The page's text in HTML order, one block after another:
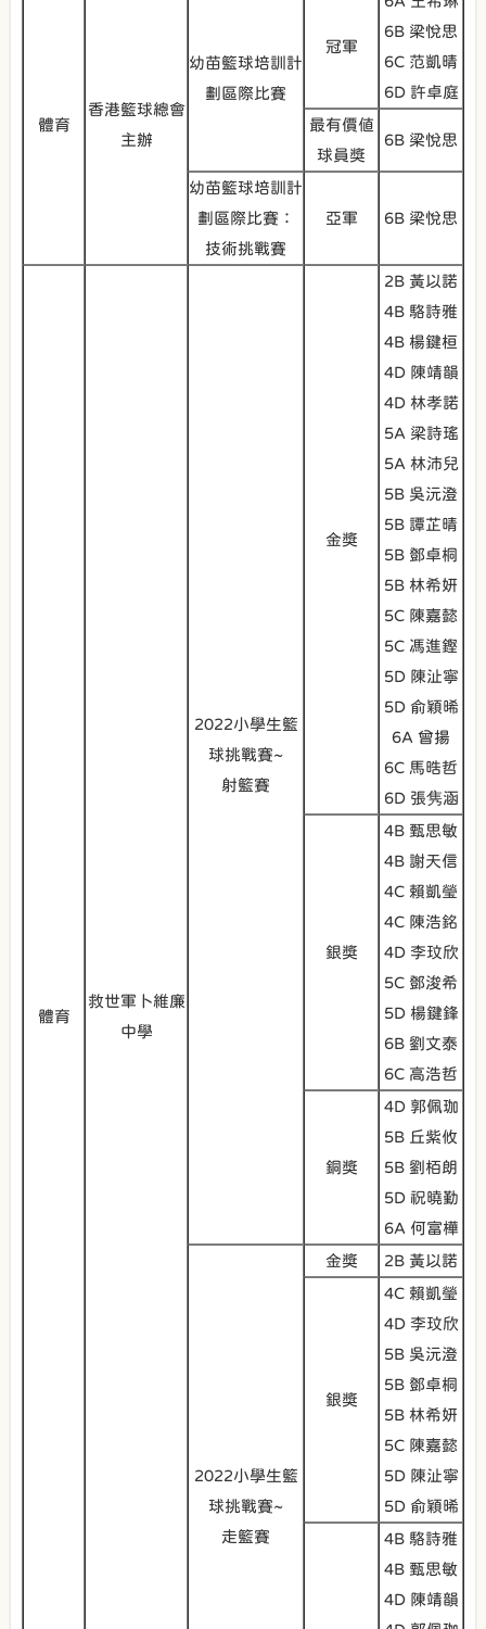
體育
香港籃球總會
主辦
幼苗籃球培訓計
劃區際比賽
冠軍
6B 梁悅思
6C 范凱晴
6D 許卓庭
最有價值
球員獎
6B 梁悅思
幼苗籃球培訓計
劃區際比賽：
技術挑戰賽
亞軍 6B 梁悅思
體育
救世軍卜維廉
中學
2022小學生籃
球挑戰賽~
射籃賽
金獎
2B 黃以諾
4B 駱詩雅
4B 楊鍵桓
4D 陳靖韻
4D 林孝諾
5A 梁詩瑤
5A 林沛兒
5B 吳沅澄
5B 譚芷晴
5B 鄧卓桐
5B 林希妍
5C 陳嘉懿
5C 馮進鏗
5D 陳沚寧
5D 俞穎晞
6A 曾揚
6C 馬晧哲
6D 張隽涵
銀獎
4B 甄思敏
4B 謝天信
4C 賴凱瑩
4C 陳浩銘
4D 李玟欣
5C 鄧浚希
5D 楊鍵鋒
6B 劉文泰
6C 高浩哲
銅獎
4D 郭佩珈
5B 丘紫攸
5B 劉栢朗
5D 祝曉勤
6A 何富樺
2022小學生籃
球挑戰賽~
走籃賽
金獎 2B 黃以諾
銀獎
4C 賴凱瑩
4D 李玟欣
5B 吳沅澄
5B 鄧卓桐
5B 林希妍
5C 陳嘉懿
5D 陳沚寧
5D 俞穎晞
4B 駱詩雅
4B 甄思敏
4D 陳靖韻